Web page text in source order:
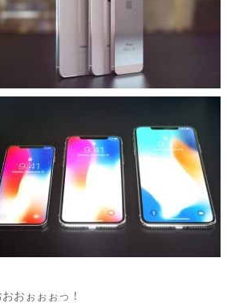
おぉぉぉっ！